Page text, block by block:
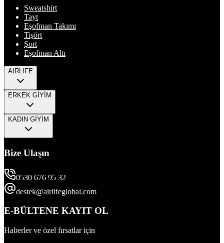
Sweatshirt
Tayt
Eşofman Takımı
Tişört
Şort
Eşofman Altı
AIRLIFE
ERKEK GİYİM
KADIN GİYİM
Bize Ulaşın
0530 676 95 32
destek@airlifeglobal.com
E-BÜLTENE KAYIT OL
Haberler ve özel fırsatlar için